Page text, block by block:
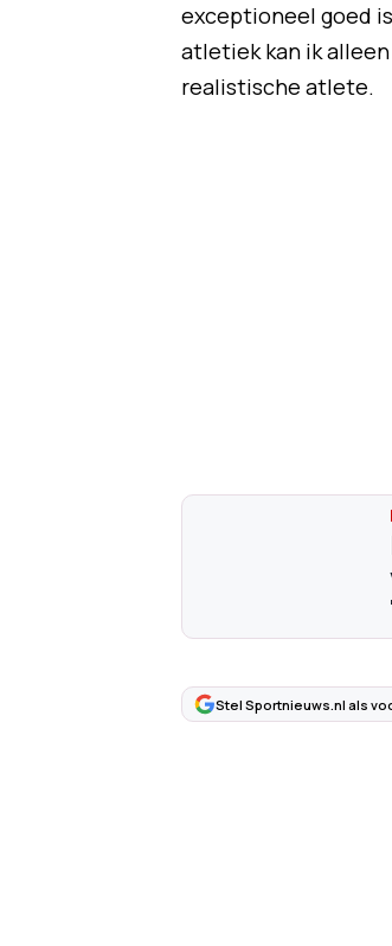
exceptioneel goed
atletiek kan ik
realistische atlete.
Stel Sportnieuws.nl als